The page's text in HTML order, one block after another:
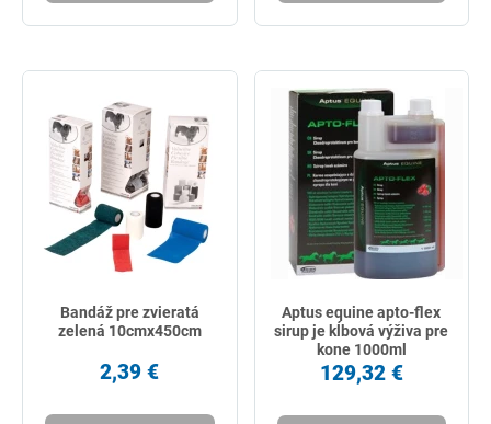
Bandáž pre zvieratá
zelená 10cmx450cm
2,39 €
Aptus equine apto-flex
sirup je kĺbová výživa pre
kone 1000ml
129,32 €